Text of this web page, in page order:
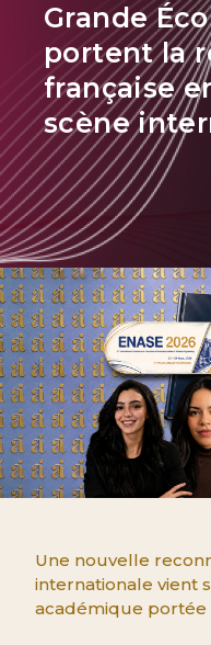
Grande
portent la
française
scène
Une nouvelle
internationale vient
académique portée